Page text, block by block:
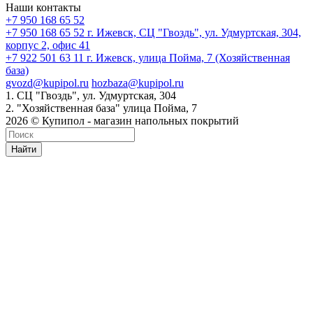
Наши контакты
+7 950 168 65 52
+7 950 168 65 52 г. Ижевск, СЦ "Гвоздь", ул. Удмуртская, 304,
корпус 2, офис 41
+7 922 501 63 11 г. Ижевск, улица Пойма, 7 (Хозяйственная
база)
gvozd@kupipol.ru hozbaza@kupipol.ru
1. СЦ "Гвоздь", ул. Удмуртская, 304
2. "Хозяйственная база" улица Пойма, 7
2026 © Купипол - магазин напольных покрытий
Найти